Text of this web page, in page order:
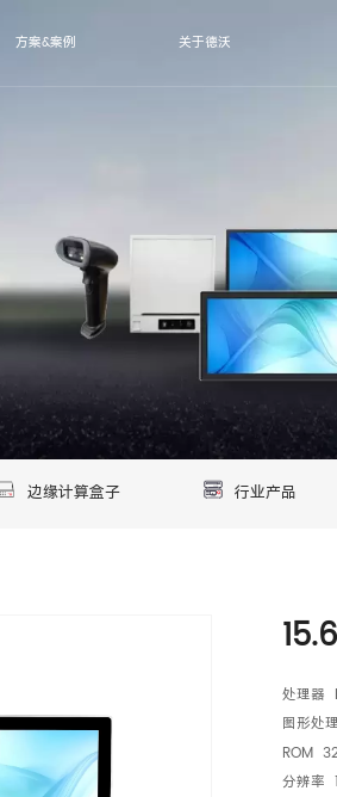
方案&案例 关于德沃
边缘计算盒子 行业产品
处理器
图形处
ROM
分辨率